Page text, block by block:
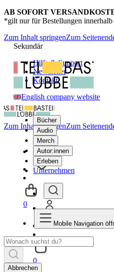
AB SOFORT
*gilt nur für Bestellungen
Zum Inhalt springenZum
Sekundär
Hilfe & Support
Newsletter
Kontakt
English company website
Bücher
Audio
Merch
Autor:innen
Erleben
Unternehmen
0
Zum Inhalt springenZum
0
Mobile Navigation
Abbrechen